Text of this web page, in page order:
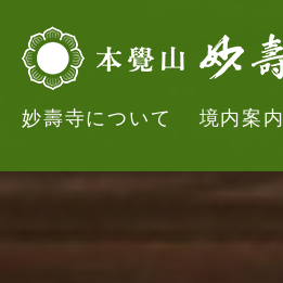
妙壽寺について 境内案内